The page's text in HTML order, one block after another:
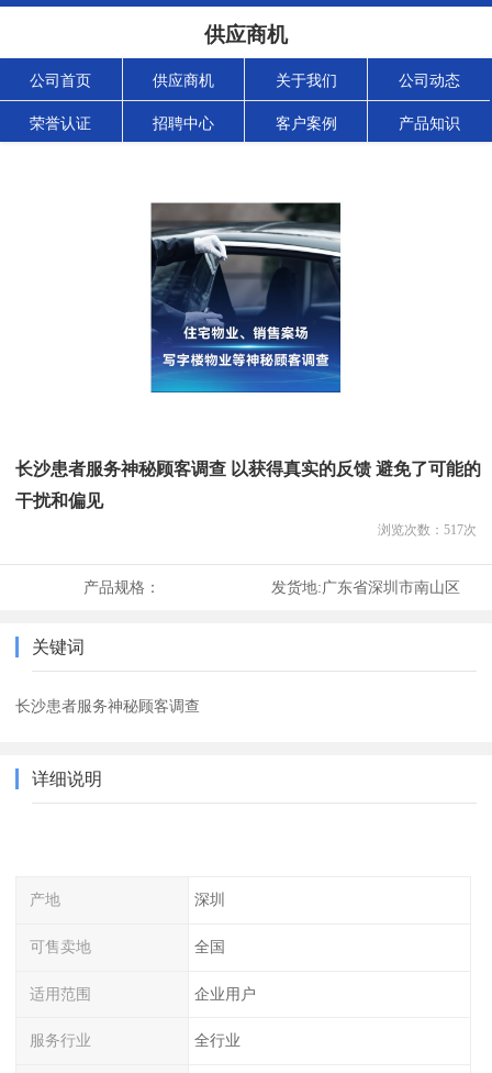
供应商机
公司首页 供应商机 关于我们 公司动态
荣誉认证 招聘中心 客户案例 产品知识
长沙患者服务神秘顾客调查 以获得真实的反馈 避免了可能的
干扰和偏见
浏览次数： 517次
产品规格： 发货地:广东省深圳市南山区
关键词
长沙患者服务神秘顾客调查
详细说明
产地 深圳
可售卖地 全国
适用范围 企业用户
服务行业 全行业